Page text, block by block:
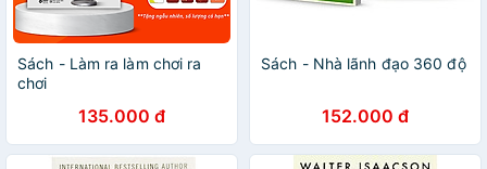
Sách - Làm ra làm chơi ra
chơi
135.000 đ
Sách - Nhà lãnh đạo 360 độ
152.000 đ